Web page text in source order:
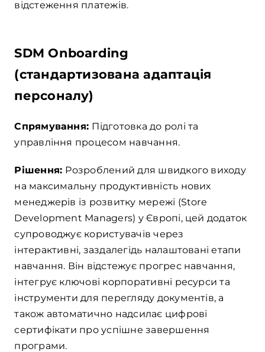
відстеження платежів.
SDM Onboarding
(стандартизована адаптація
персоналу)
Спрямування: Підготовка до ролі та
управління процесом навчання.
Рішення: Розроблений для швидкого виходу
на максимальну продуктивність нових
менеджерів із розвитку мережі (Store
Development Managers) у Європі, цей додаток
супроводжує користувачів через
інтерактивні, заздалегідь налаштовані етапи
навчання. Він відстежує прогрес навчання,
інтегрує ключові корпоративні ресурси та
інструменти для перегляду документів, а
також автоматично надсилає цифрові
сертифікати про успішне завершення
програми.